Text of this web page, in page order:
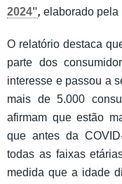
2024", elaborado pela
O relatório destaca
parte dos
interesse e passou a
mais de 5.000
afirmam que estão
que antes da
todas as faixas
medida que a idade